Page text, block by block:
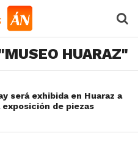
HUARAZ"
será exhibida en Huaraz a
de piezas